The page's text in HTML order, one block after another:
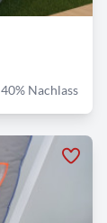
40% Nachlass